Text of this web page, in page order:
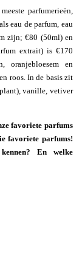
parfumerieën,
eau de parfum, eau
zijn; €80 (50ml) en
extrait) is €170
oranjebloesem en
roos. In de basis zit
vanille, vetiver
favoriete parfums
favoriete parfums!
En welke